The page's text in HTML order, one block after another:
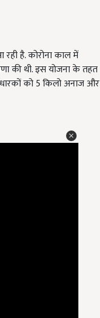
है. कोरोना काल में
की थी. इस योजना के तहत
को 5 किलो अनाज और